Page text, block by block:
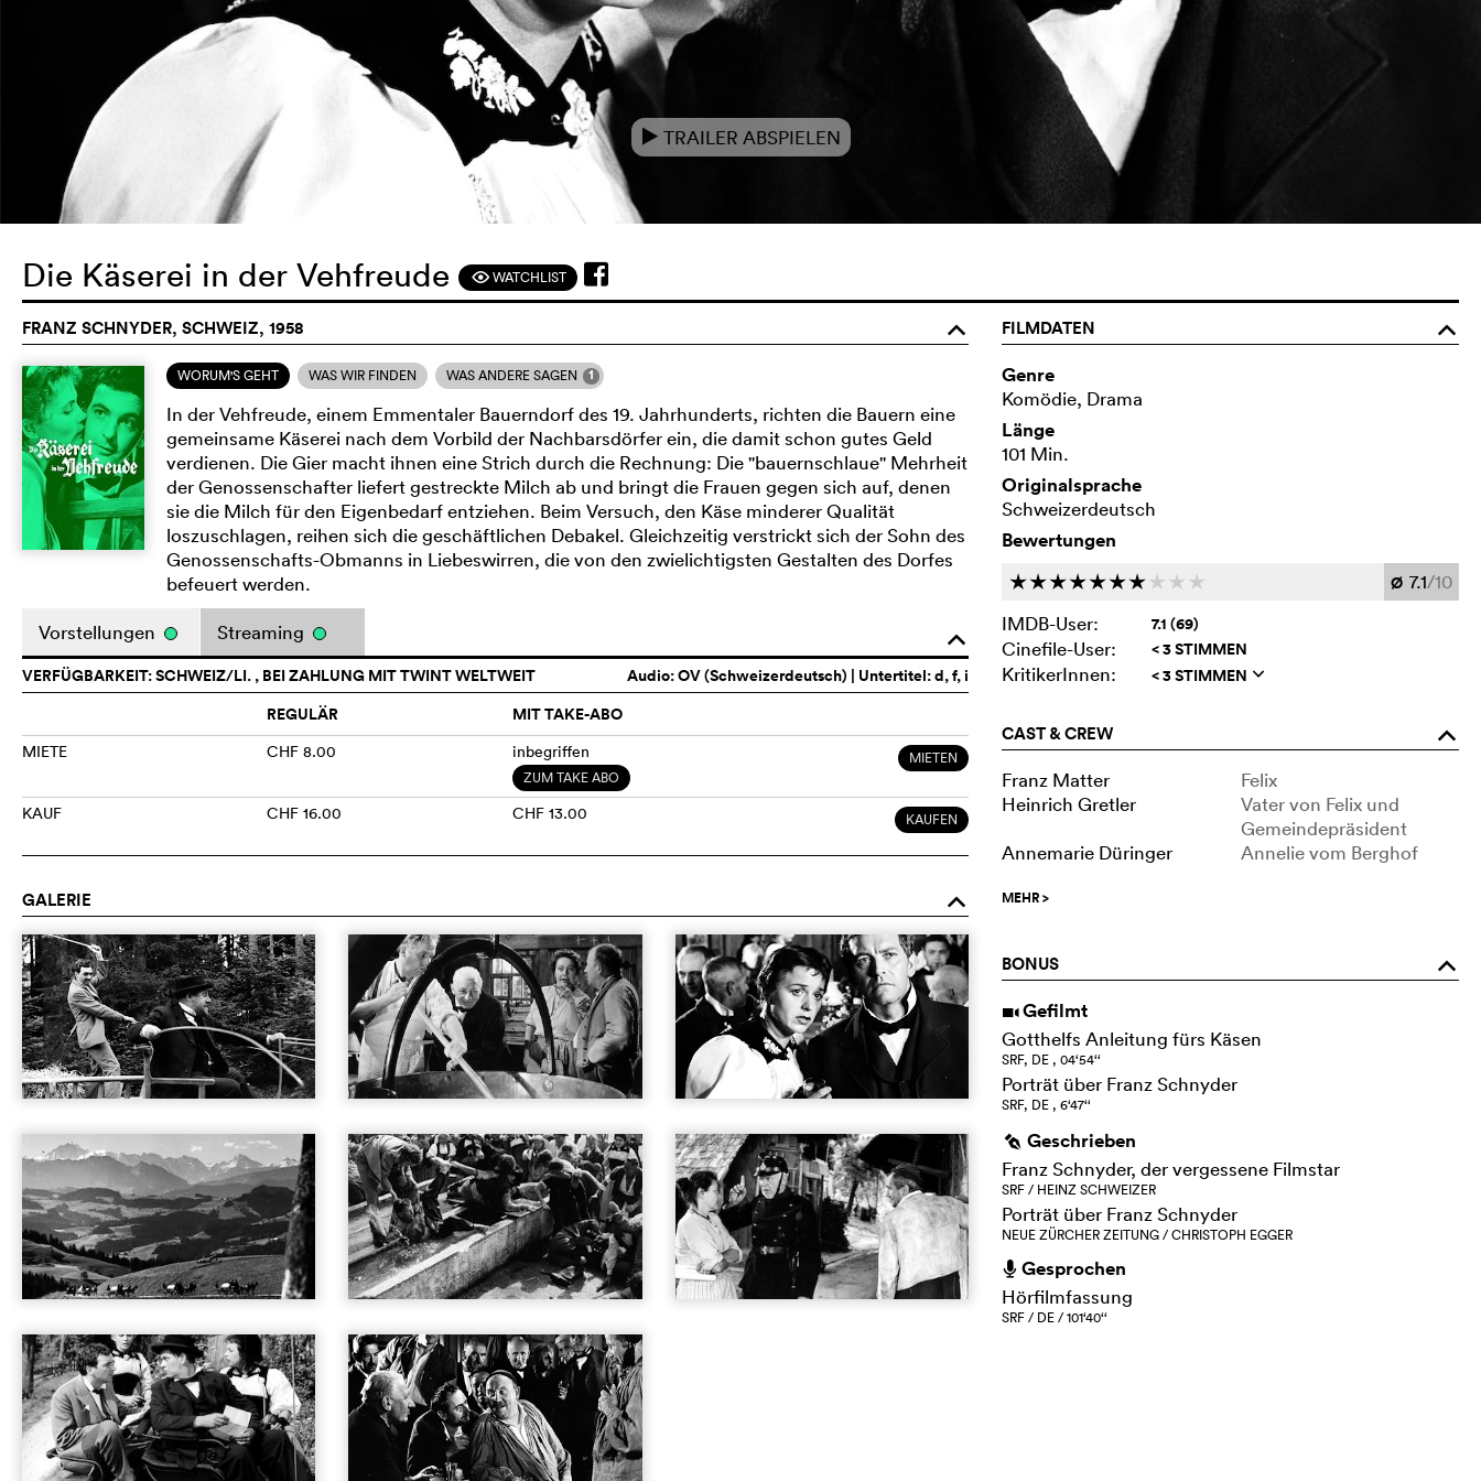
e TRAILER ABSPIELEN
Die Käserei in der Vehfreude FWATCHLIST
FRANZ SCHNYDER, SCHWEIZ, 1958 o
WORUM'S GEHT WAS WIR FINDEN WAS ANDERE SAGEN 1
In der Vehfreude, einem Emmentaler Bauerndorf des 19. Jahrhunderts, richten die Bauern eine
gemeinsame Käserei nach dem Vorbild der Nachbarsdörfer ein, die damit schon gutes Geld
verdienen. Die Gier macht ihnen eine Strich durch die Rechnung: Die "bauernschlaue" Mehrheit
der Genossenschafter liefert gestreckte Milch ab und bringt die Frauen gegen sich auf, denen
sie die Milch für den Eigenbedarf entziehen. Beim Versuch, den Käse minderer Qualität
loszuschlagen, reihen sich die geschäftlichen Debakel. Gleichzeitig verstrickt sich der Sohn des
Genossenschafts-Obmanns in Liebeswirren, die von den zwielichtigsten Gestalten des Dorfes
befeuert werden.
o
Vorstellungen Streaming
Audio:OV (Schweizerdeutsch) | Untertitel: d, f, i
VERFÜGBARKEIT: SCHWEIZ/LI. , BEI ZAHLUNG MIT TWINT WELTWEIT
REGULÄR
MIT TAKE-ABO
MIETE CHF 8.00 inbegriffen
ZUM TAKE ABO
MIETEN
KAUF CHF 16.00 CHF 13.00 KAUFEN
GALERIE o
FILMDATEN
o
Genre
Komödie, Drama
Länge
101 Min.
Originalsprache
Schweizerdeutsch
Bewertungen
ccccccc c c c Ø 7.1/10
IMDB-User:
7.1 (69)
Cinefile-User: < 3 STIMMEN
KritikerInnen: < 3 STIMMEN q
CAST & CREW o
Franz Matter
Felix
Heinrich Gretler
Vater von Felix und
Gemeindepräsident
Annemarie Düringer
Annelie vom Berghof
MEHR>
BONUS o
i Gefilmt
Gotthelfs Anleitung fürs Käsen
SRF, DE , 04‘54‘‘
Porträt über Franz Schnyder
SRF, DE , 6‘47‘‘
g Geschrieben
Franz Schnyder, der vergessene Filmstar
SRF / HEINZ SCHWEIZER
Porträt über Franz Schnyder
NEUE ZÜRCHER ZEITUNG / CHRISTOPH EGGER
h Gesprochen
Hörfilmfassung
SRF / DE / 101‘40‘‘